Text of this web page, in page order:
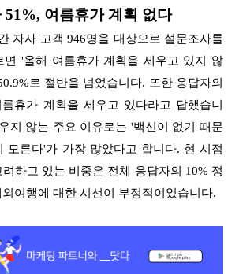
51%, 여름휴가 계획 없다
자사 고객 946명을 대상으로 설문조사를
면 '올해 여름휴가 계획을 세우고 있지 않
로 절반을 넘었습니다. 또한 응답자의
휴가 계획을 세우고 있다라고 답했습니
지 않는 주요 이유로는 '백신이 없기 때문
모른다'가 가장 많았다고 합니다. 현 시점
하고 있는 비중은 전체 응답자의 10% 정
여행에 대한 시선이 부정적이었습니다.